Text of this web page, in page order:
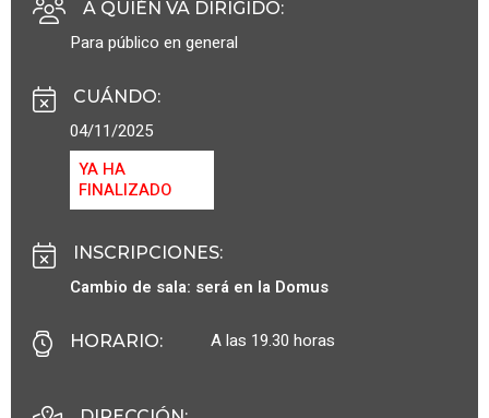
A QUIÉN VA DIRIGIDO:
Para público en general
CUÁNDO:
04/11/2025
YA HA
FINALIZADO
INSCRIPCIONES:
Cambio de sala: será en la Domus
HORARIO: A las 19.30 horas